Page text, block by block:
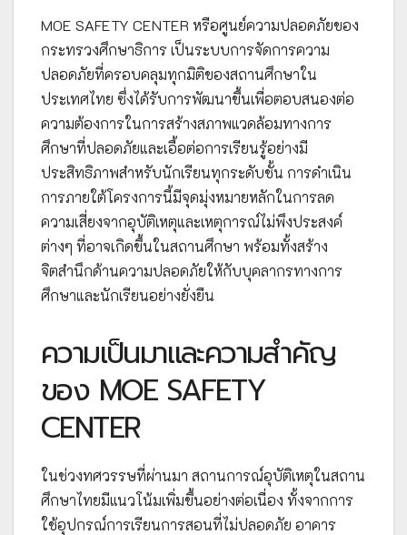
MOE SAFETY CENTER หรือศูนย์ความปลอดภัยของ
กระทรวงศึกษาธิการ เป็นระบบการจัดการความ
ปลอดภัยที่ครอบคลุมทุกมิติของสถานศึกษาใน
ประเทศไทย ซึ่งได้รับการพัฒนาขึ้นเพื่อตอบสนองต่อ
ความต้องการในการสร้างสภาพแวดล้อมทางการ
ศึกษาที่ปลอดภัยและเอื้อต่อการเรียนรู้อย่างมี
ประสิทธิภาพสำหรับนักเรียนทุกระดับชั้น การดำเนิน
การภายใต้โครงการนี้มีจุดมุ่งหมายหลักในการลด
ความเสี่ยงจากอุบัติเหตุและเหตุการณ์ไม่พึงประสงค์
ต่างๆ ที่อาจเกิดขึ้นในสถานศึกษา พร้อมทั้งสร้าง
จิตสำนึกด้านความปลอดภัยให้กับบุคลากรทางการ
ศึกษาและนักเรียนอย่างยั่งยืน
ความเป็นมาและความสำคัญ
ของ MOE SAFETY
CENTER
ในช่วงทศวรรษที่ผ่านมา สถานการณ์อุบัติเหตุในสถาน
ศึกษาไทยมีแนวโน้มเพิ่มขึ้นอย่างต่อเนื่อง ทั้งจากการ
ใช้อุปกรณ์การเรียนการสอนที่ไม่ปลอดภัย อาคาร